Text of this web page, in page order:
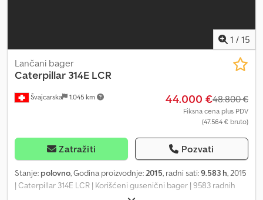
1 / 15
Švajcarska 1.045 km
Lančani bager
Caterpillar 314E LCR
44.000 €48.800 €
Fiksna cena plus PDV
(47.564 € bruto)
Zatražiti Pozvati
Stanje: polovno, Godina proizvodnje:2015, radni sati:9.583 h, 2015
| Caterpillar 314E LCR | Korišćeni gusenični bager | 9583 radnih
sati Csdpfx Amsyyqmzsyeha 📍Lokacija: Švajcarska 🚛 Dostava je